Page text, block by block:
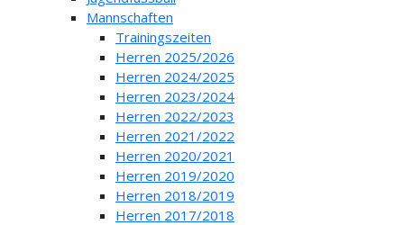
Mannschaften
Trainingszeiten
Herren 2025/2026
Herren 2024/2025
Herren 2023/2024
Herren 2022/2023
Herren 2021/2022
Herren 2020/2021
Herren 2019/2020
Herren 2018/2019
Herren 2017/2018